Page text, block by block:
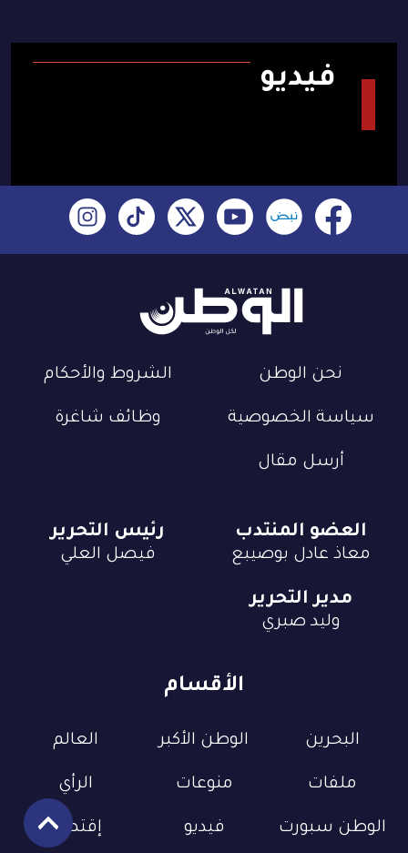
فيديو
نحن الوطن الشروط والأحكام
سياسة الخصوصية وظائف شاغرة
أرسل مقال
الأقسام
البحرين الوطن الأكبر العالم
ملفات منوعات الرأي
الوطن سبورت فيديو إقتصاد
العضو المنتدب
معاذ عادل بوصيبع
رئيس التحرير
فيصل العلي
مدير التحرير
وليد صبري